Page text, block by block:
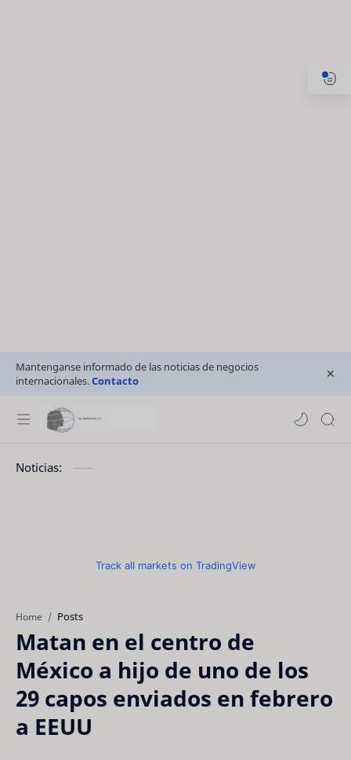
Mantenganse informado de las noticias de negocios
internacionales.Contacto
Noticias:
Track all markets on TradingView
Home Posts
Matan en el centro de
México a hijo de uno de los
29 capos enviados en febrero
a EEUU